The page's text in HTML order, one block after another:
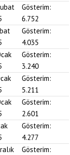
Gösterim:
6.752
Gösterim:
4.035
Gösterim:
3.240
Gösterim:
5.211
Gösterim:
2.601
Gösterim:
4.277
Gösterim: